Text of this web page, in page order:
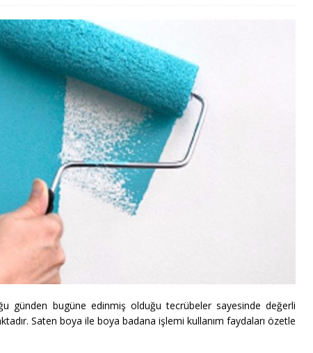
günden bugüne edinmiş olduğu tecrübeler sayesinde değerli
Saten boya ile boya badana işlemi kullanım faydaları özetle